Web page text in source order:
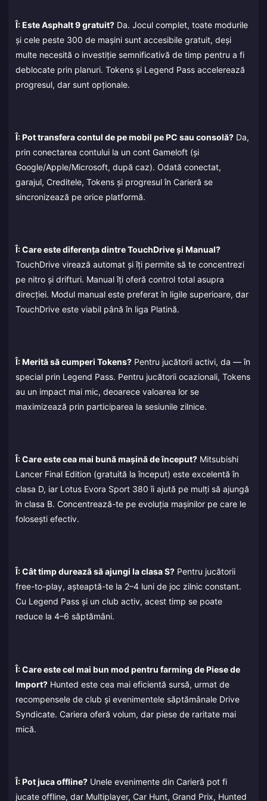
Î: Este Asphalt 9 gratuit? Da. Jocul complet, toate modurile
și cele peste 300 de mașini sunt accesibile gratuit, deși
multe necesită o investiție semnificativă de timp pentru a fi
deblocate prin planuri. Tokens și Legend Pass accelerează
progresul, dar sunt opționale.
Î: Pot transfera contul de pe mobil pe PC sau consolă? Da,
prin conectarea contului la un cont Gameloft (și
Google/Apple/Microsoft, după caz). Odată conectat,
garajul, Creditele, Tokens și progresul în Carieră se
sincronizează pe orice platformă.
Î: Care este diferența dintre TouchDrive și Manual?
TouchDrive virează automat și îți permite să te concentrezi
pe nitro și drifturi. Manual îți oferă control total asupra
direcției. Modul manual este preferat în ligile superioare, dar
TouchDrive este viabil până în liga Platină.
Î: Merită să cumperi Tokens? Pentru jucătorii activi, da — în
special prin Legend Pass. Pentru jucătorii ocazionali, Tokens
au un impact mai mic, deoarece valoarea lor se
maximizează prin participarea la sesiunile zilnice.
Î: Care este cea mai bună mașină de început? Mitsubishi
Lancer Final Edition (gratuită la început) este excelentă în
clasa D, iar Lotus Evora Sport 380 îi ajută pe mulți să ajungă
în clasa B. Concentrează-te pe evoluția mașinilor pe care le
folosești efectiv.
Î: Cât timp durează să ajungi la clasa S? Pentru jucătorii
free-to-play, așteaptă-te la 2–4 luni de joc zilnic constant.
Cu Legend Pass și un club activ, acest timp se poate
reduce la 4–6 săptămâni.
Î: Care este cel mai bun mod pentru farming de Piese de
Import? Hunted este cea mai eficientă sursă, urmat de
recompensele de club și evenimentele săptămânale Drive
Syndicate. Cariera oferă volum, dar piese de raritate mai
mică.
Î: Pot juca offline? Unele evenimente din Carieră pot fi
jucate offline, dar Multiplayer, Car Hunt, Grand Prix, Hunted